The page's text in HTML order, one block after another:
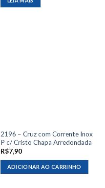
2196 – Cruz com Corrente Inox
P c/ Cristo Chapa Arredondada
R$7,90
ADICIONAR AO CARRINHO